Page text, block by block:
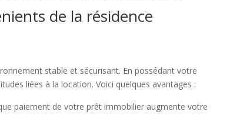
de la résidence
stable et sécurisant. En possédant votre
liées à la location. Voici quelques avantages :
paiement de votre prêt immobilier augmente votre